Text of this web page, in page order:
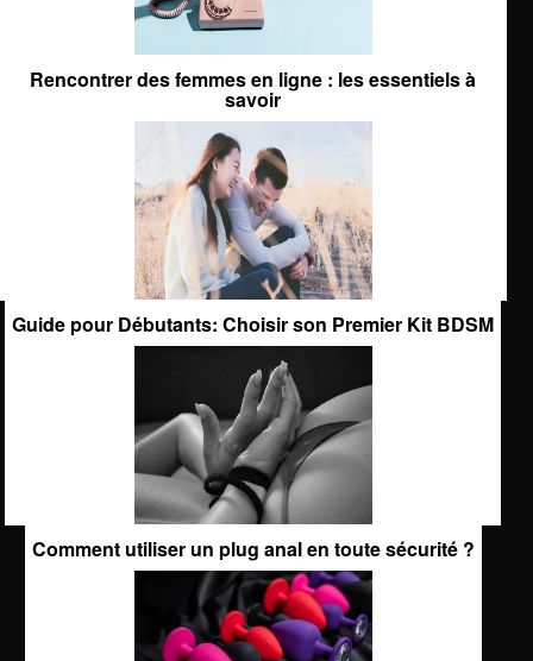
Rencontrer des femmes en ligne : les essentiels à
savoir
Guide pour Débutants: Choisir son Premier Kit BDSM
Comment utiliser un plug anal en toute sécurité ?